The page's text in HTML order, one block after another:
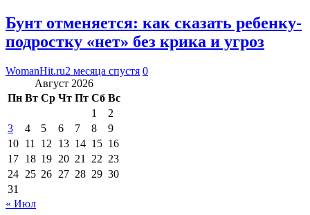
Бунт отменяется: как сказать ребенку-
подростку «нет» без крика и угроз
WomanHit.ru2 месяца спустя 0
Август 2026
Пн Вт Ср Чт Пт Сб Вс
1
2
3
4 5 6 7 8
9
10 11 12 13 14 15 16
17 18 19 20 21 22 23
24 25 26 27 28 29 30
31
« Июл